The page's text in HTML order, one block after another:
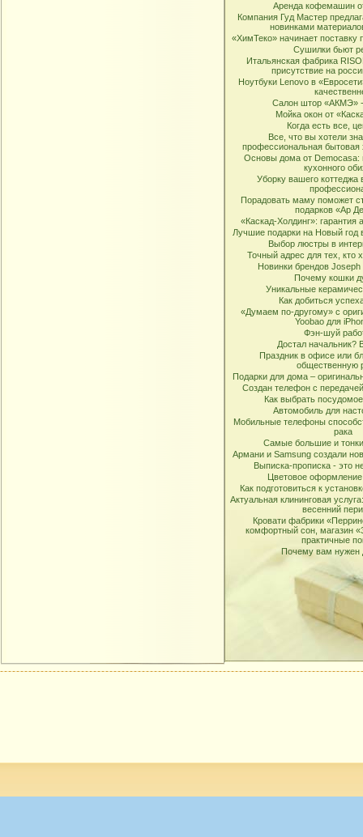
Аренда кофемашин
Компания Гуд Мастер
новинками
«ХимТеко» начинает поставку
Сушилки бьют
Итальянская фабрика
присутствие на
Ноутбуки Lenovo в
Салон штор «АКМЭ»
Мойка окон от
Когда есть все,
Все, что вы хотели
профессиональная бытовая
Основы дома от Democasa:
кухонного
Уборку вашего коттеджа
Порадовать маму поможет
подарков «Ар
«Каскад-Холдинг»: гарантия
Лучшие подарки на Новый год
Выбор люстры в
Точный адрес для тех, кто
Новинки брендов
Почему кошки
Уникальные
Как добиться
«Думаем по-другому» c
Yoobao для
Фэн-шуй
Достал начальник?
Праздник в офисе или
общественную
Подарки для дома –
Создан телефон с
Как выбрать
Автомобиль для
Мобильные телефоны
рака
Самые большие и
Армани и Samsung создали
Выписка-прописка - это
Цветовое
Как подготовиться к
Актуальная клининговая
весенний
Кровати фабрики
комфортный сон, магазин
практичные
Почему вам нужен